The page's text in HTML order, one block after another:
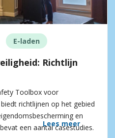
E-laden
Richtlijn
Toolbox voor
richtlijnen op het gebied
en
een aantal casestudies.
Lees meer